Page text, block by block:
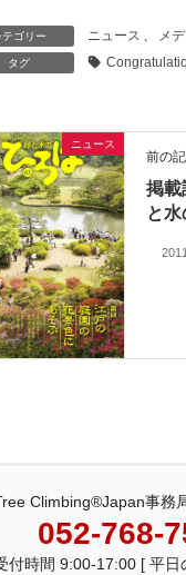
テゴリー ニュース メ
タグ
ニュース
前の
掲載
と
Climbing®Japan事務
052-768-
付時間 9:00-17:00 [ 平日